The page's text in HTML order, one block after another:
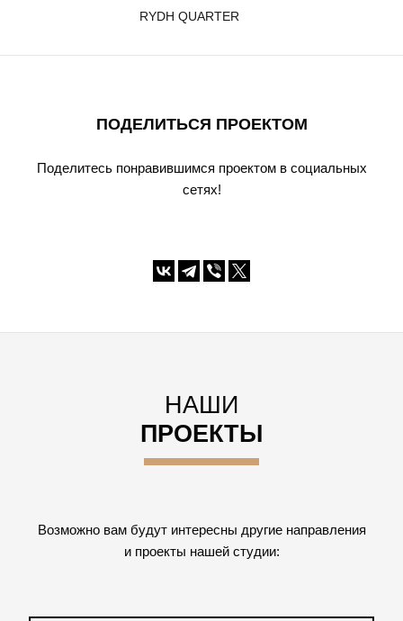
RYDH QUARTER
ПОДЕЛИТЬСЯ ПРОЕКТОМ
Поделитесь понравившимся проектом в социальных
сетях!
НАШИ
ПРОЕКТЫ
Возможно вам будут интересны другие направления
и проекты нашей студии: